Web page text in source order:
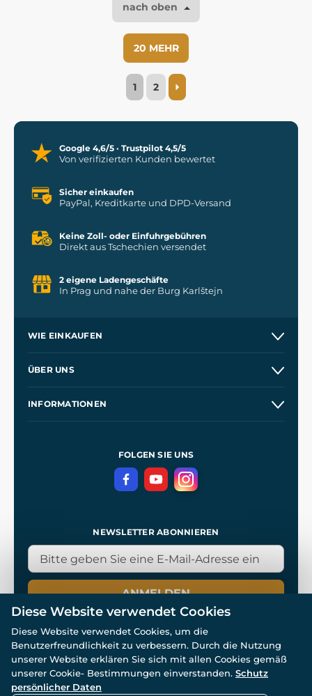
nach oben
20 MEHR
1 2
Google 4,6/5 · Trustpilot 4,5/5
Von verifizierten Kunden bewertet
Sicher einkaufen
PayPal, Kreditkarte und DPD-Versand
Keine Zoll- oder Einfuhrgebühren
Direkt aus Tschechien versendet
2 eigene Ladengeschäfte
In Prag und nahe der Burg Karlštejn
WIE EINKAUFEN
Kontakt
ÜBER UNS
INFORMATIONEN
DatenschutzerklärungFOLGEN SIE UNS
NEWSLETTER ABONNIEREN
ANMELDEN
© Alle Rechte vorbehalten. www.wulflund.de 2007-2026.
Powered by
Diese Website verwendet Cookies
Diese Website verwendet Cookies, um die
Benutzerfreundlichkeit zu verbessern. Durch die Nutzung
unserer Website erklären Sie sich mit allen Cookies gemäß
unserer Cookie- Bestimmungen einverstanden. Schutz
persönlicher Daten